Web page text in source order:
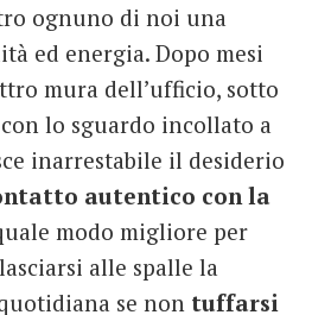
ognuno di noi una
ed energia. Dopo mesi
mura dell’ufficio, sotto
lo sguardo incollato a
inarrestabile il desiderio
autentico con la
modo migliore per
alle spalle la
se non tuffarsi